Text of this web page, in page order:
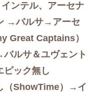
インテル、 アーセナ
→バルサ→アーセ
Great Captains）
ルサ＆ユヴェント
ック無し
（ShowTime）→イ